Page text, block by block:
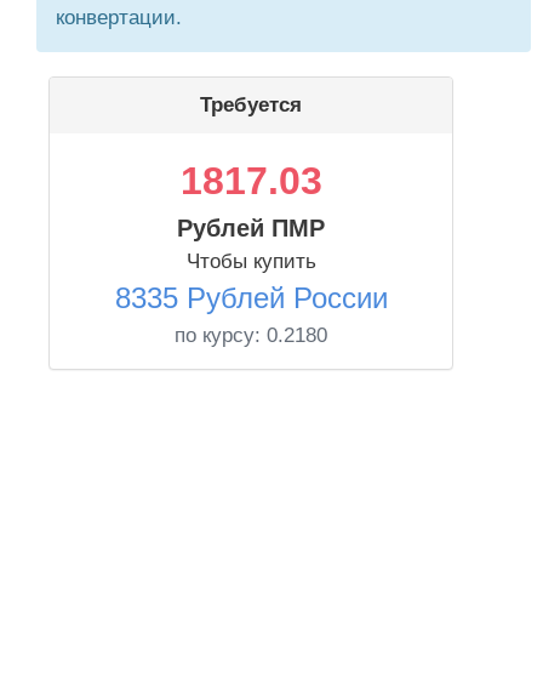
конвертации.
Требуется
1817.03
Рублей ПМР
Чтобы купить
8335 Рублей России
по курсу: 0.2180